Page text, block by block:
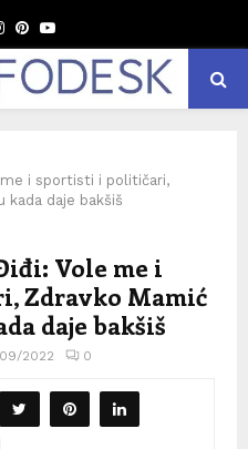
Instagram
Pinterest
Youtube
i sportisti i političari,
kada daje bakšiš
Vole me i
Zdravko Mamić
daje bakšiš
2022 0